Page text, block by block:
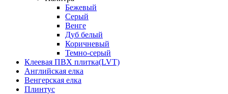
Бежевый
Серый
Венге
Дуб белый
Коричневый
Темно-серый
Клеевая ПВХ плитка(LVT)
Английская елка
Венгерская елка
Плинтус